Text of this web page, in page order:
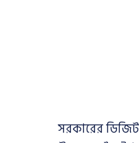
সরকারের